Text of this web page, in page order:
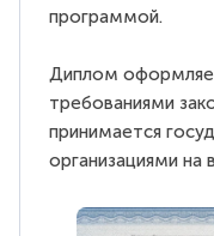
программой.
Диплом
требованиями
принимается
организациями на